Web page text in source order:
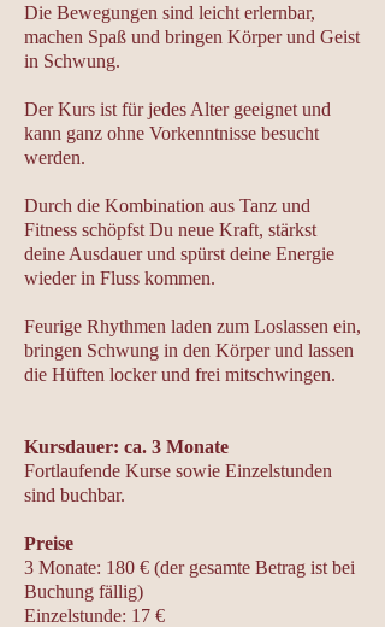
Die Bewegungen sind leicht erlernbar,
machen Spaß und bringen Körper und Geist
in Schwung.
Der Kurs ist für jedes Alter geeignet und
kann ganz ohne Vorkenntnisse besucht
werden.
Durch die Kombination aus Tanz und
Fitness schöpfst Du neue Kraft, stärkst
deine Ausdauer und spürst deine Energie
wieder in Fluss kommen.
Feurige Rhythmen laden zum Loslassen ein,
bringen Schwung in den Körper und lassen
die Hüften locker und frei mitschwingen.
Kursdauer: ca. 3 Monate
Fortlaufende Kurse sowie Einzelstunden
sind buchbar.
Preise
3 Monate: 180 € (der gesamte Betrag ist bei
Buchung fällig)
Einzelstunde: 17 €